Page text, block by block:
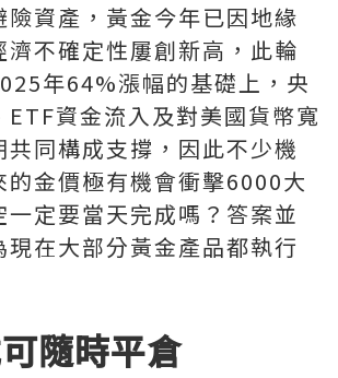
險資產，黃金今年已因地緣
濟不確定性屢創新高，此輪
年64%漲幅的基礎上，央
ETF資金流入及對美國貨幣寬
同構成支撐，因此不少機
的金價極有機會衝擊6000大
一定要當天完成嗎？答案並
現在大部分黃金產品都執行
隨時平倉